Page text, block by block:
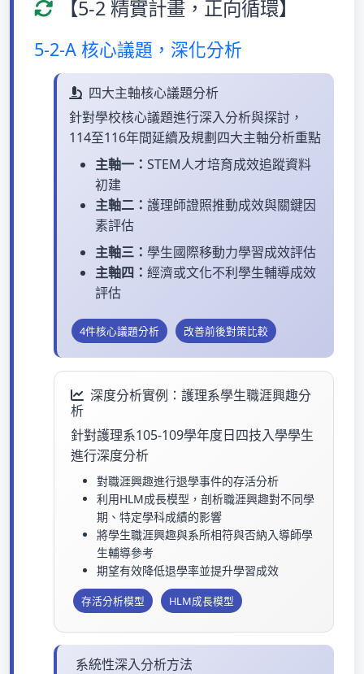
【5-2 精實計畫，正向循環】
5-2-A 核心議題，深化分析
四大主軸核心議題分析
針對學校核心議題進行深入分析與探討，
114至116年間延續及規劃四大主軸分析重點
主軸一： STEM人才培育成效追蹤資料
初建
主軸二： 護理師證照推動成效與關鍵因
素評估
主軸三： 學生國際移動力學習成效評估
主軸四： 經濟或文化不利學生輔導成效
評估
4件核心議題分析 改善前後對策比較
深度分析實例：護理系學生職涯興趣分
析
針對護理系105-109學年度日四技入學學生
進行深度分析
對職涯興趣進行退學事件的存活分析
利用HLM成長模型，剖析職涯興趣對不同學
期、特定學科成績的影響
將學生職涯興趣與系所相符與否納入導師學
生輔導參考
期望有效降低退學率並提升學習成效
存活分析模型 HLM成長模型
系統性深入分析方法